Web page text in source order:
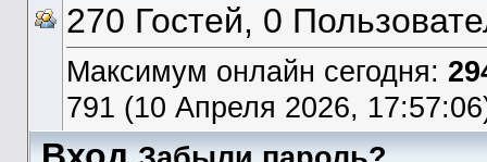
270 Гостей, 0
Максимум онлайн сегодня:
791 (10 Апреля 2026,